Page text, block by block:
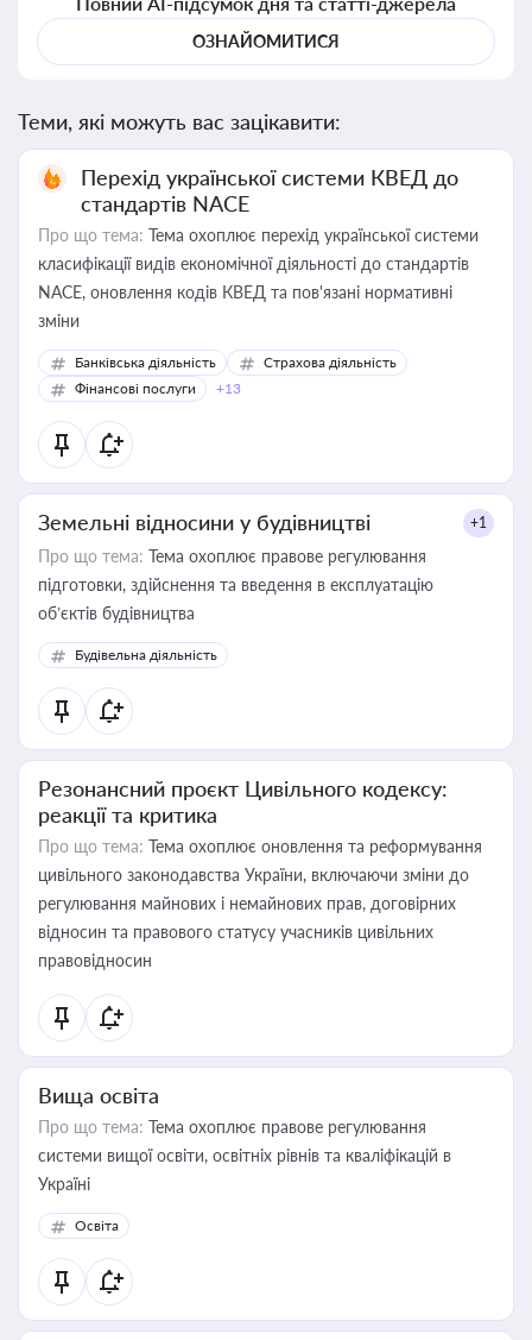
ОЗНАЙОМИТИСЯ
Теми, які можуть вас зацікавити:
Перехід української системи КВЕД до
стандартів NACE
Про що тема: Тема охоплює перехід української системи
класифікації видів економічної діяльності до стандартів
NACE, оновлення кодів КВЕД та пов'язані нормативні
зміни
Банківська діяльність
Страхова діяльність
Фінансові послуги
+13
Земельні відносини у будівництві +1
Про що тема: Тема охоплює правове регулювання
підготовки, здійснення та введення в експлуатацію
об’єктів будівництва
Будівельна діяльність
Резонансний проєкт Цивільного кодексу:
реакції та критика
Про що тема: Тема охоплює оновлення та реформування
цивільного законодавства України, включаючи зміни до
регулювання майнових і немайнових прав, договірних
відносин та правового статусу учасників цивільних
правовідносин
Вища освіта
Про що тема: Тема охоплює правове регулювання
системи вищої освіти, освітніх рівнів та кваліфікацій в
Україні
Освіта